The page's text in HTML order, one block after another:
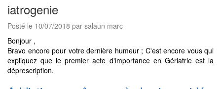
iatrogenie
Posté le 10/07/2018 par salaun marc
Bonjour ,
Bravo encore pour votre dernière humeur ; C'est encore vous qui
expliquez que le premier acte d'importance en Gériatrie est la
déprescription.